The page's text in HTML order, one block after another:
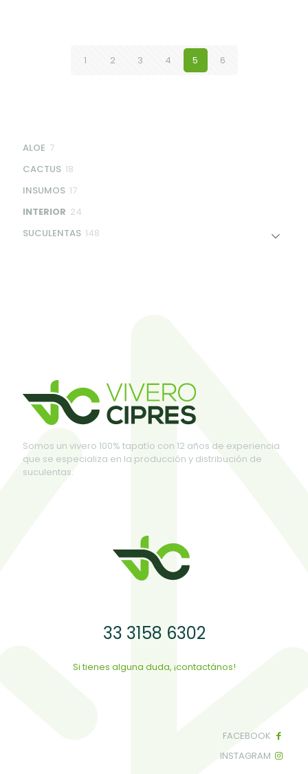
1 2 3 4 5 6
ALOE 77
CACTUS 18
INSUMOS 1717
INTERIOR 24
SUCULENTAS 148
Somos un vivero 100% tapatío con 12 años de experiencia
que se especializa en la producción y distribución de
suculentas.
33 3158 6302
Si tienes alguna duda, ¡contactános!
FACEBOOK
INSTAGRAM